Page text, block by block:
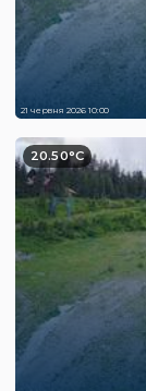
21 червня 2026 10:00
20.50°C